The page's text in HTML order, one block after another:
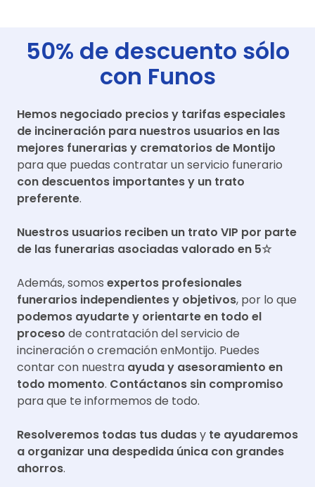
50% de descuento sólo
con Funos
Hemos negociado precios y tarifas especiales
de incineración para nuestros usuarios en las
mejores funerarias y crematorios de Montijo
para que puedas contratar un servicio funerario
con descuentos importantes y un trato
preferente.
Nuestros usuarios reciben un trato VIP por parte
de las funerarias asociadas valorado en 5☆
Además, somos expertos profesionales
funerarios independientes y objetivos, por lo que
podemos ayudarte y orientarte en todo el
proceso de contratación del servicio de
incineración o cremación enMontijo. Puedes
contar con nuestra ayuda y asesoramiento en
todo momento. Contáctanos sin compromiso
para que te informemos de todo.
Resolveremos todas tus dudasy te ayudaremos
a organizar una despedida única con grandes
ahorros.